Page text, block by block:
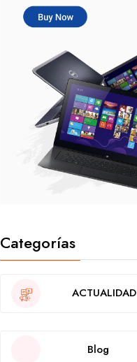
Categorías
ACTUALIDAD
Blog